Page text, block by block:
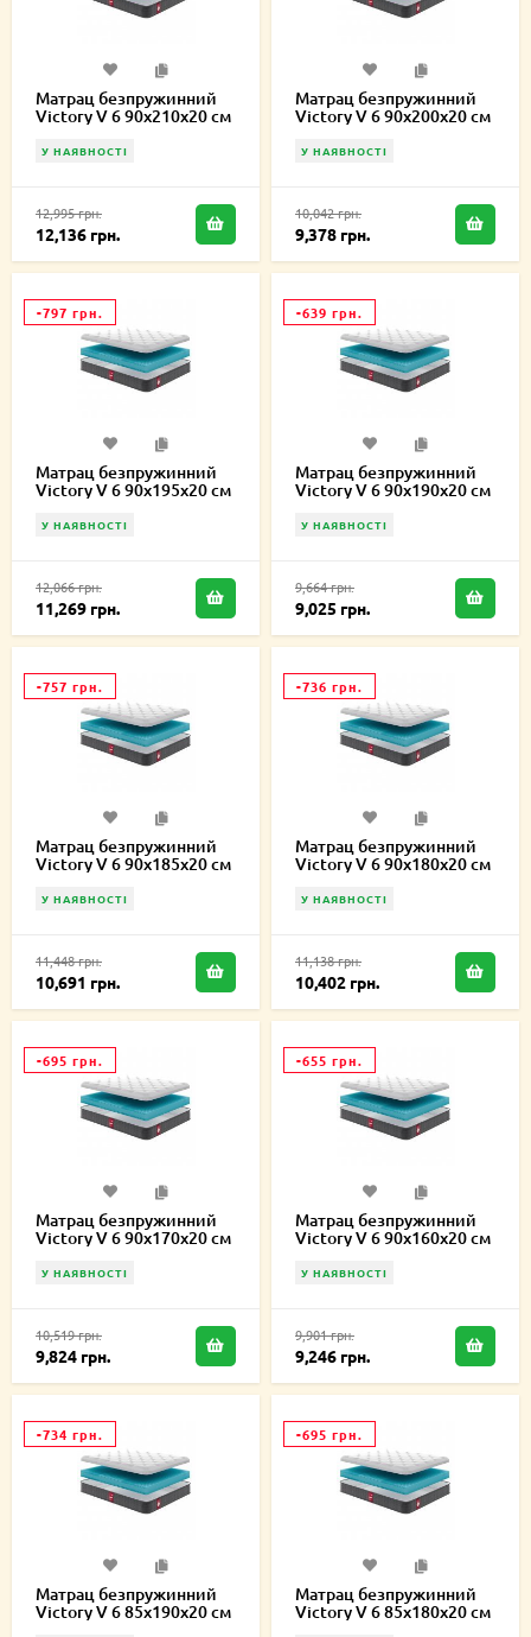
Матрац безпружинний
Victory V 6 90х210х20 см
У НАЯВНОСТІ
12,995 грн.
12,136 грн.
Матрац безпружинний
Victory V 6 90х200х20 см
У НАЯВНОСТІ
10,042 грн.
9,378 грн.
-797 грн.
Матрац безпружинний
Victory V 6 90х195х20 см
У НАЯВНОСТІ
12,066 грн.
11,269 грн.
-639 грн.
Матрац безпружинний
Victory V 6 90х190х20 см
У НАЯВНОСТІ
9,664 грн.
9,025 грн.
-757 грн.
Матрац безпружинний
Victory V 6 90х185х20 см
У НАЯВНОСТІ
11,448 грн.
10,691 грн.
-736 грн.
Матрац безпружинний
Victory V 6 90х180х20 см
У НАЯВНОСТІ
11,138 грн.
10,402 грн.
-695 грн.
Матрац безпружинний
Victory V 6 90х170х20 см
У НАЯВНОСТІ
10,519 грн.
9,824 грн.
-655 грн.
Матрац безпружинний
Victory V 6 90х160х20 см
У НАЯВНОСТІ
9,901 грн.
9,246 грн.
-734 грн.
Матрац безпружинний
Victory V 6 85х190х20 см
-695 грн.
Матрац безпружинний
Victory V 6 85х180х20 см